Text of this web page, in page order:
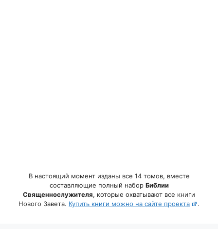
В настоящий момент изданы все 14 томов, вместе
составляющие полный набор Библии
Священнослужителя, которые охватывают все книги
Нового Завета. Купить книги можно на сайте проекта .